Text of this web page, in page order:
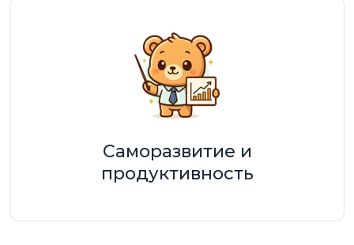
Саморазвитие и
продуктивность